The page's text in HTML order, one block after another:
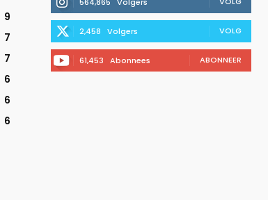
9
7
7
6
6
6
564,865 Volgers
2,458 Volgers VOLG
61,453 Abonnees ABONNEER